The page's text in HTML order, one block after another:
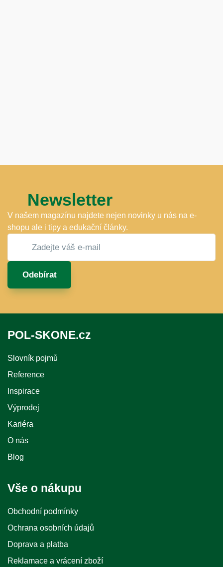
Newsletter
V našem magazínu najdete nejen novinky u nás na e-
shopu ale i tipy a edukační články.
Odebírat
POL-SKONE.cz
Slovník pojmů
Reference
Inspirace
Výprodej
Kariéra
O nás
Blog
Vše o nákupu
Obchodní podmínky
Ochrana osobních údajů
Doprava a platba
Reklamace a vrácení zboží